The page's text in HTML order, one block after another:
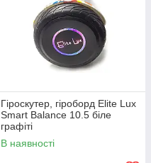
Гіроскутер, гіроборд Elite Lux
Smart Balance 10.5 біле
графіті
В наявності